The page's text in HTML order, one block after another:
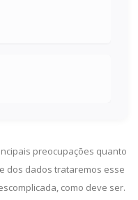
preocupações quanto
dos dados trataremos esse
como deve ser.